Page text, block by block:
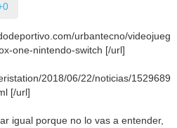
urbantecno/videojueg
one-nintendo-switch [/url]
2018/06/22/noticias/1529689
[/url]
igual porque no lo vas a entender,